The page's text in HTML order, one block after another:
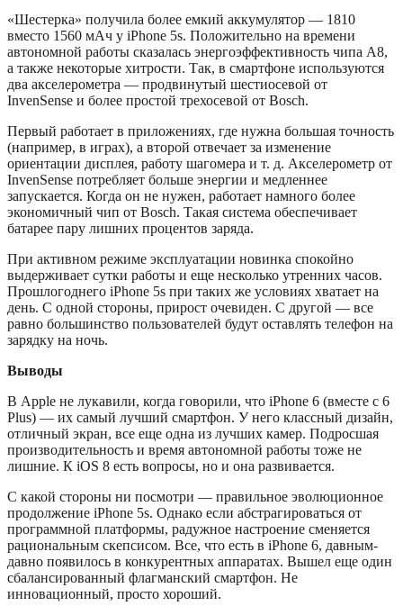
«Шестерка» получила более емкий аккумулятор — 1810
вместо 1560 мАч у iPhone 5s. Положительно на времени
автономной работы сказалась энергоэффективность чипа А8,
а также некоторые хитрости. Так, в смартфоне используются
два акселерометра — продвинутый шестиосевой от
InvenSense и более простой трехосевой от Bosch.
Первый работает в приложениях, где нужна большая точность
(например, в играх), а второй отвечает за изменение
ориентации дисплея, работу шагомера и т. д. Акселерометр от
InvenSense потребляет больше энергии и медленнее
запускается. Когда он не нужен, работает намного более
экономичный чип от Bosch. Такая система обеспечивает
батарее пару лишних процентов заряда.
При активном режиме эксплуатации новинка спокойно
выдерживает сутки работы и еще несколько утренних часов.
Прошлогоднего iPhone 5s при таких же условиях хватает на
день. С одной стороны, прирост очевиден. С другой — все
равно большинство пользователей будут оставлять телефон на
зарядку на ночь.
Выводы
В Apple не лукавили, когда говорили, что iPhone 6 (вместе с 6
Plus) — их самый лучший смартфон. У него классный дизайн,
отличный экран, все еще одна из лучших камер. Подросшая
производительность и время автономной работы тоже не
лишние. К iOS 8 есть вопросы, но и она развивается.
С какой стороны ни посмотри — правильное эволюционное
продолжение iPhone 5s. Однако если абстрагироваться от
программной платформы, радужное настроение сменяется
рациональным скепсисом. Все, что есть в iPhone 6, давным-
давно появилось в конкурентных аппаратах. Вышел еще один
сбалансированный флагманский смартфон. Не
инновационный, просто хороший.